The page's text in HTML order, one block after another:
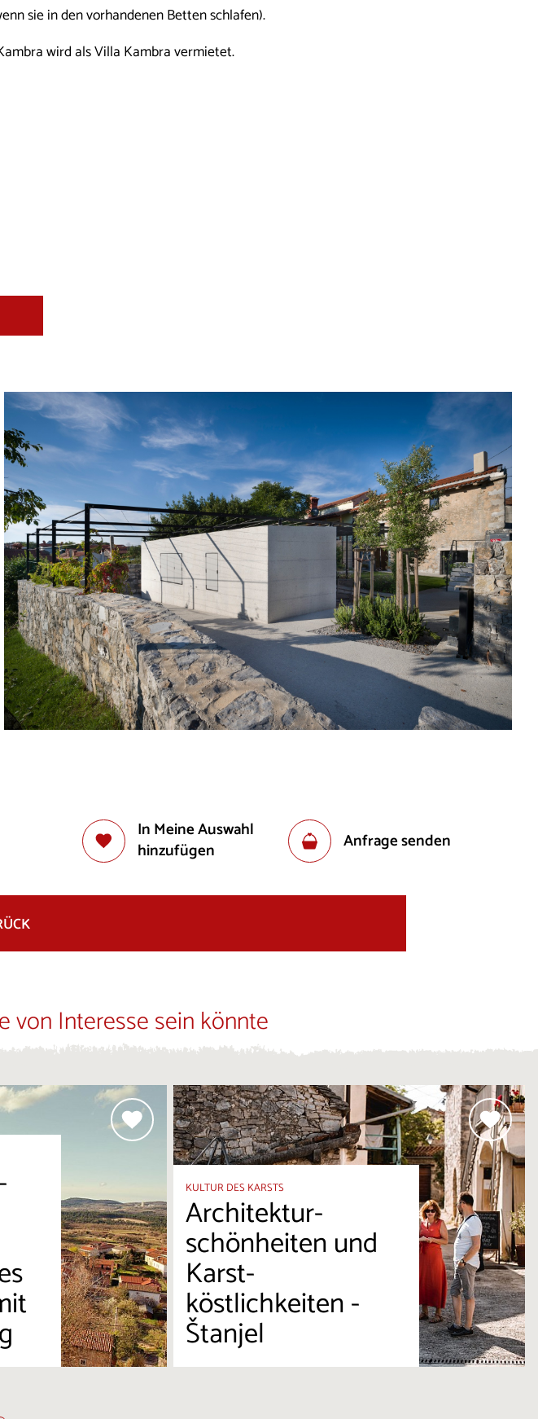
sie in den vorhandenen Betten schlafen).
wird als Villa Kambra vermietet.
In Meine Auswahl
hinzufügen
Anfrage senden
von Interesse sein könnte
KULTUR DES KARSTS
Architektur-
schönheiten und
Karst-
köstlichkeiten -
Štanjel